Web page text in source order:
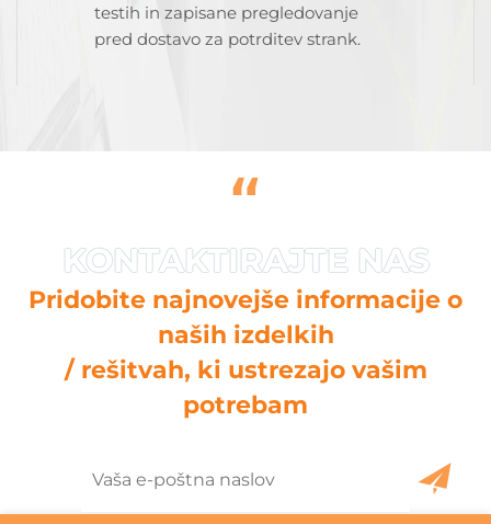
testih in zapisane pregledovanje
pred dostavo za potrditev strank.
“
Pridobite najnovejše informacije o
naših izdelkih
/ rešitvah, ki ustrezajo vašim
potrebam